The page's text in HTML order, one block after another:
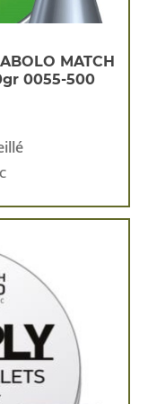
MATCH
0055-500